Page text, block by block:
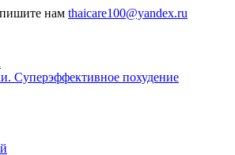
нам thaicare100@yandex.ru
Суперэффективное похудение